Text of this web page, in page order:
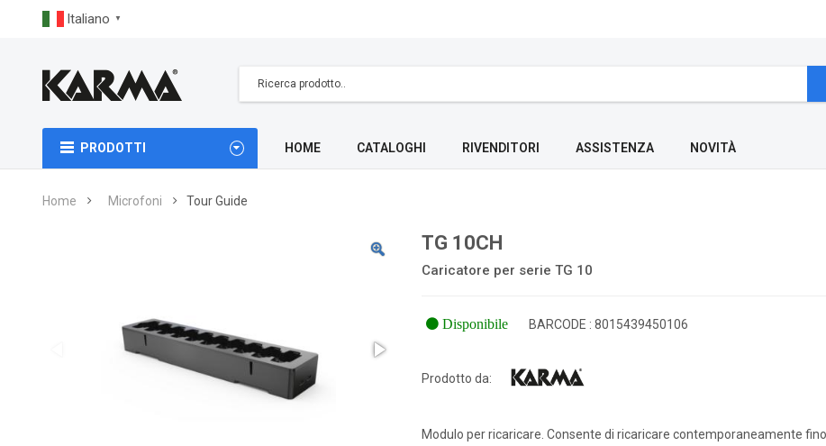
Italiano ▼
PRODOTTI HOME CATALOGHI RIVENDITORI ASSISTENZA NOVITÀ
Home Microfoni Tour Guide
TG 10CH
Caricatore per serie TG 10
Disponibile BARCODE : 8015439450106
Prodotto da:
Modulo per ricaricare. Consente di ricaricare contemporaneamente